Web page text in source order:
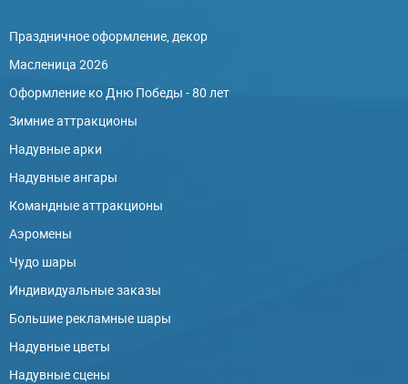
Праздничное оформление, декор
Масленица 2026
Оформление ко Дню Победы - 80 лет
Зимние аттракционы
Надувные арки
Надувные ангары
Командные аттракционы
Аэромены
Чудо шары
Индивидуальные заказы
Большие рекламные шары
Надувные цветы
Надувные сцены